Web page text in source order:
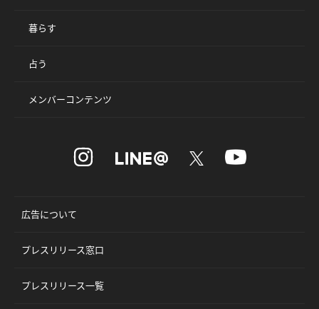
暮らす
占う
メンバーコンテンツ
広告について
プレスリリース窓口
プレスリリース一覧